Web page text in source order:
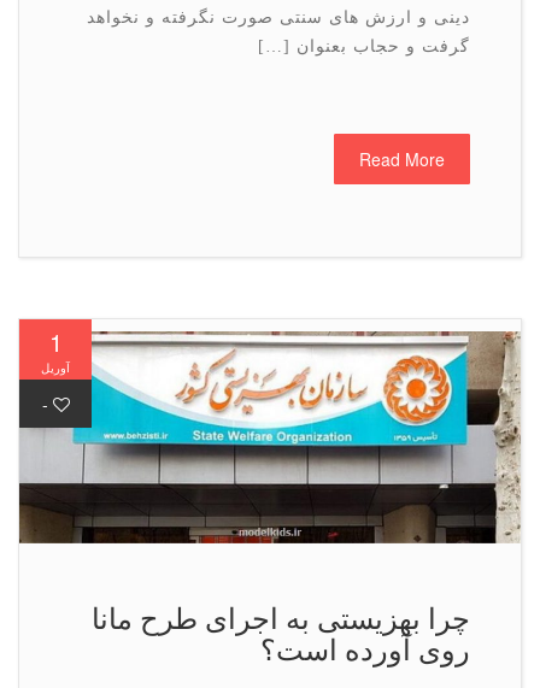
دینی و ارزش های سنتی صورت نگرفته و نخواهد
گرفت و حجاب بعنوان […]
Read More
1
آوریل
چرا بهزیستی به اجرای طرح مانا
روی آورده است؟